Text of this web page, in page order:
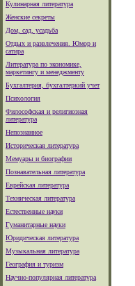
Кулинарная литература
Женские секреты
Дом, сад, усадьба
Отдых и развлечения. Юмор и
сатира
Литература по экономике,
маркетингу и менеджменту
Бухгалтерия, бухгалтеркий учет
Психология
Философская и религиозная
литература
Непознанное
Историческая литература
Мемуары и биографии
Познавательная литература
Еврейская литература
Техническая литература
Естественные науки
Гуманитарные науки
Юридическая литература
Музыкальная литература
География и туризм
Научно-популярная литература